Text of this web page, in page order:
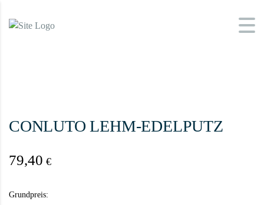
CONLUTO LEHM-EDELPUTZ
79,40 €
Grundpreis: